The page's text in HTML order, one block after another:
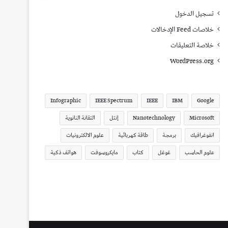
تسجيل الدخول
خلاصات Feed الإدخالات
خلاصة التعليقات
WordPress.org
Google
IBM
IEEE
IEEE Spectrum
Infographic
Microsoft
Nanotechnology إنتل
التقانة النانوية
انفوغرافيك
برمجة طاقة كهربائية
علوم الالكترونيات
علوم الحاسب
غوغل كتاب مايكروسوفت هواتف ذكية